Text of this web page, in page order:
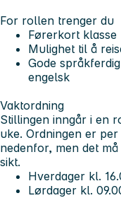
For rollen trenger du
Førerkort klasse
Mulighet til å
Gode
engelsk
Vaktordning
Stillingen inngår i en
uke. Ordningen er
nedenfor, men det
sikt.
Hverdager kl.
Lørdager kl.